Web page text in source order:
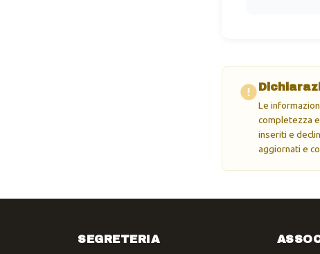
Le
completezza
inseriti e
aggiornati e
SEGRETERIA